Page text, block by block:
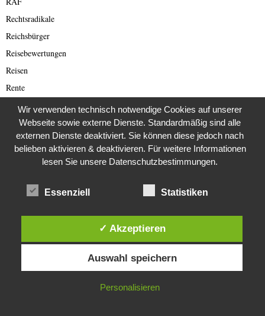
Rechtsradikale
Reichsbürger
Reisebewertungen
Reisen
Rente
Restaurants
Rezepte
Romance Scam (Deutsch)
Romance Scamming
Rund ums Buch
Scammer
Schwerpunktthema Wirecard Skandal
Diese Website verwendet Cookies. Durch die weitere Nutzung dieser
Website stimmst du der Verwendung von Cookies zu.
IN ORDNUNG
Wir verwenden technisch notwendige Cookies auf unserer
Webseite sowie externe Dienste. Standardmäßig sind alle
externen Dienste deaktiviert. Sie können diese jedoch nach
belieben aktivieren & deaktivieren. Für weitere Informationen
lesen Sie unsere Datenschutzbestimmungen.
Essenziell Statistiken
✓ Akzeptieren
Auswahl speichern
Personalisieren